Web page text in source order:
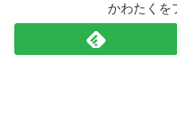
かわたくを